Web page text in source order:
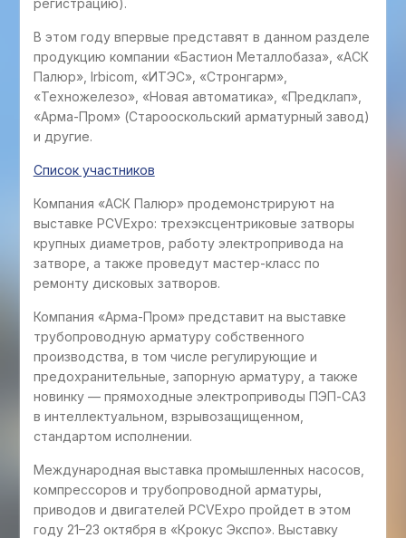
В этом году впервые представят в данном разделе
продукцию компании «Бастион Металлобаза», «АСК
Палюр», Irbicom, «ИТЭС», «Стронгарм»,
«Техножелезо», «Новая автоматика», «Предклап»,
«Арма-Пром» (Старооскольский арматурный завод)
и другие.
Список участников
Компания «АСК Палюр» продемонстрируют на
выставке PCVExpo: трехэксцентриковые затворы
крупных диаметров, работу электропривода на
затворе, а также проведут мастер-класс по
ремонту дисковых затворов.
Компания «Арма-Пром» представит на выставке
трубопроводную арматуру собственного
производства, в том числе регулирующие и
предохранительные, запорную арматуру, а также
новинку — прямоходные электроприводы ПЭП-САЗ
в интеллектуальном, взрывозащищенном,
стандартом исполнении.
Международная выставка промышленных насосов,
компрессоров и трубопроводной арматуры,
приводов и двигателей PCVExpo пройдет в этом
году 21–23 октября в «Крокус Экспо». Выставку